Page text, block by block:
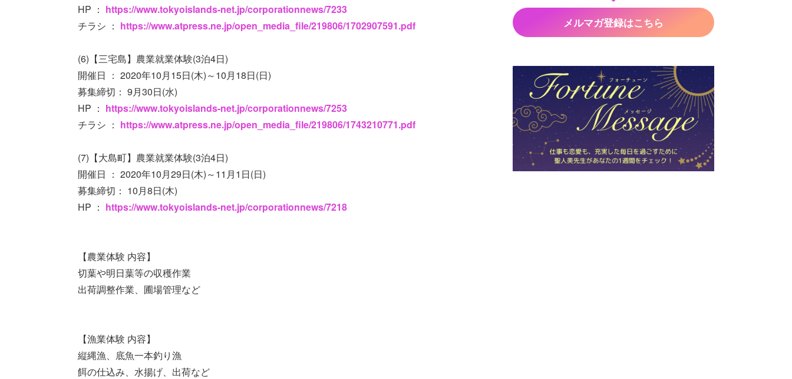
HP ： https://www.tokyoislands-net.jp/corporationnews/7233
チラシ ： https://www.atpress.ne.jp/open_media_file/219806/1702907591.pdf
(6)【三宅島】農業就業体験(3泊4日)
開催日 ： 2020年10月15日(木)～10月18日(日)
募集締切： 9月30日(水)
HP ： https://www.tokyoislands-net.jp/corporationnews/7253
チラシ ： https://www.atpress.ne.jp/open_media_file/219806/1743210771.pdf
(7)【大島町】農業就業体験(3泊4日)
開催日 ： 2020年10月29日(木)～11月1日(日)
募集締切： 10月8日(木)
HP ： https://www.tokyoislands-net.jp/corporationnews/7218
【農業体験 内容】
切葉や明日葉等の収穫作業
出荷調整作業、圃場管理など
【漁業体験 内容】
縦縄漁、底魚一本釣り漁
餌の仕込み、水揚げ、出荷など
メルマガ登録はこちら